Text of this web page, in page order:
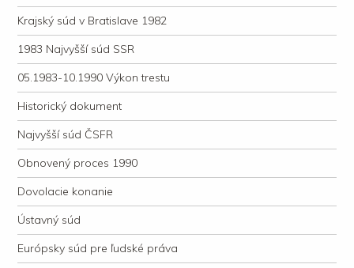
Krajský súd v Bratislave 1982
1983 Najvyšší súd SSR
05.1983-10.1990 Výkon trestu
Historický dokument
Najvyšší súd ČSFR
Obnovený proces 1990
Dovolacie konanie
Ústavný súd
Európsky súd pre ľudské práva